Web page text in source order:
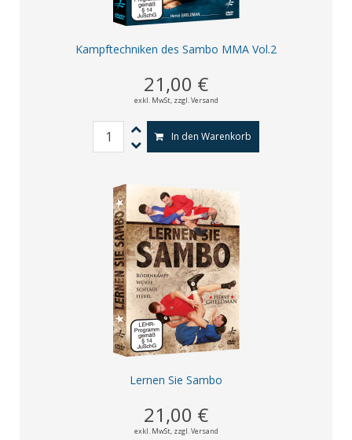
Kampftechniken des Sambo MMA Vol.2
21,00 €
exkl. MwSt, zzgl. Versand
In den Warenkorb
Lernen Sie Sambo
21,00 €
exkl. MwSt, zzgl. Versand